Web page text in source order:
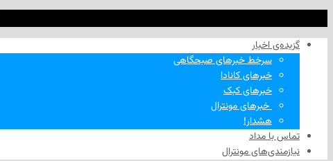
گزیده‌ی‌ اخبار
سرخط خبرهای صبحگاهی
خبرهای کانادا
خبرهای کبک
‌ خبرهای مونترال
هشدار!
تماس با مداد
نیازمندی‌های مونترال